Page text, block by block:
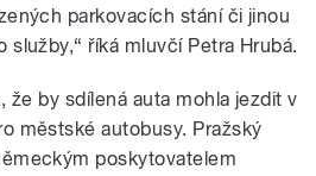
parkovacích stání či jinou
říká mluvčí Petra Hrubá.
že by sdílená auta mohla jezdit v
městské autobusy. Pražský
poskytovatelem